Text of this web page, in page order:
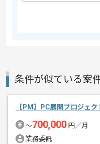
その他募集要項
条件が似ている案
【PM】PC展開プロジェ
〜700,000 円／月
業務委託